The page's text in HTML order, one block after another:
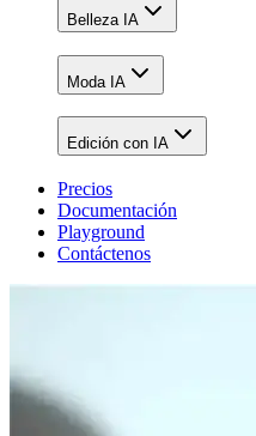
Belleza IA
Moda IA
Edición con IA
Precios
Documentación
Playground
Contáctenos